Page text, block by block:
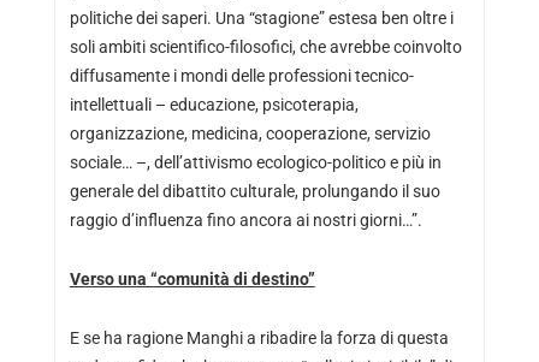
politiche dei saperi. Una “stagione” estesa ben oltre i
soli ambiti scientifico-filosofici, che avrebbe coinvolto
diffusamente i mondi delle professioni tecnico-
intellettuali – educazione, psicoterapia,
organizzazione, medicina, cooperazione, servizio
sociale… –, dell’attivismo ecologico-politico e più in
generale del dibattito culturale, prolungando il suo
raggio d’influenza fino ancora ai nostri giorni…”.
Verso una “comunità di destino”
E se ha ragione Manghi a ribadire la forza di questa